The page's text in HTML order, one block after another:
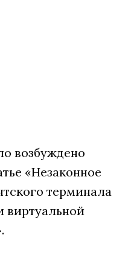
возбуждено
«Незаконное
терминала
виртуальной